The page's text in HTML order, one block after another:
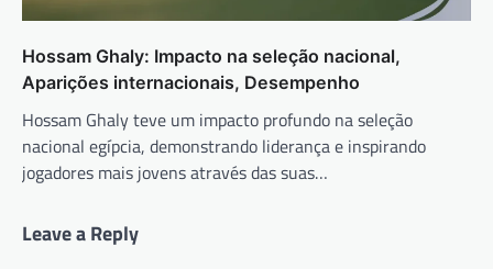
Hossam Ghaly: Impacto na seleção nacional,
Aparições internacionais, Desempenho
Hossam Ghaly teve um impacto profundo na seleção
nacional egípcia, demonstrando liderança e inspirando
jogadores mais jovens através das suas…
Leave a Reply